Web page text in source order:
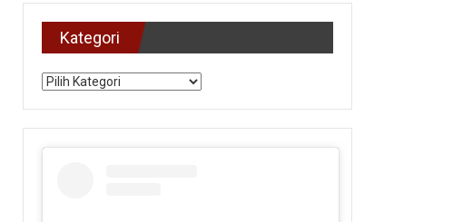
Kategori
Kategori